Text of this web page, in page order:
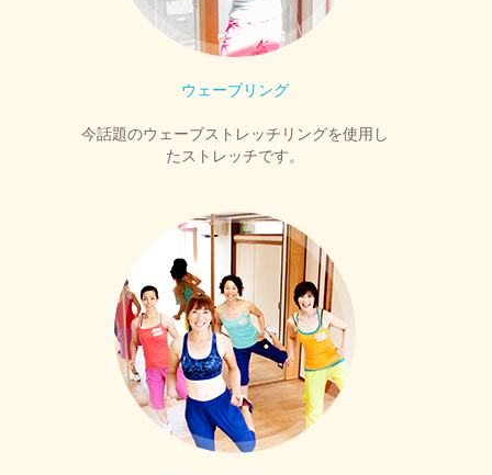
ウェーブリング
今話題のウェーブストレッチリングを使用し
たストレッチです。